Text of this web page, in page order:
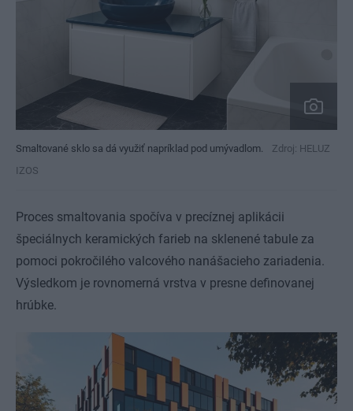
Smaltované sklo sa dá využiť napríklad pod umývadlom.
Zdroj: HELUZ
IZOS
Proces smaltovania spočíva v precíznej aplikácii
špeciálnych keramických farieb na sklenené tabule za
pomoci pokročilého valcového nanášacieho zariadenia.
Výsledkom je rovnomerná vrstva v presne definovanej
hrúbke.